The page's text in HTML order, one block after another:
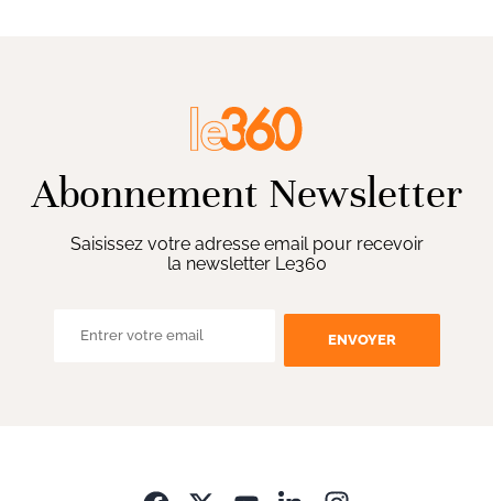
Abonnement Newsletter
Saisissez votre adresse email pour recevoir
la newsletter Le360
ENVOYER